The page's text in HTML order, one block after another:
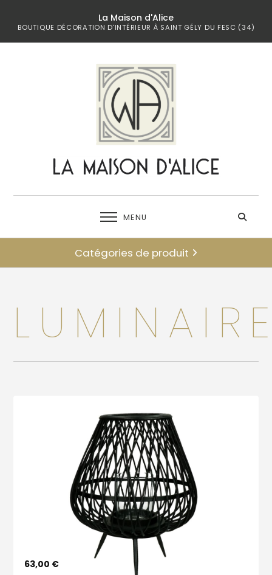
La Maison d'Alice
BOUTIQUE DÉCORATION D'INTÉRIEUR À SAINT GÉLY DU FESC (34)
MENU
Catégories de produit
← retour
Bébé
Bijoux
Linge de maison
Maroquinerie
Senteurs
Thé
Vaisselle
Vêtements
63,00 €
Voir le produit